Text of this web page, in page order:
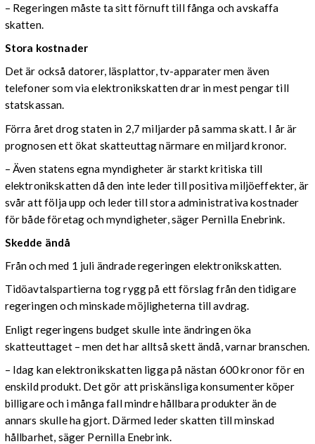
– Regeringen måste ta sitt förnuft till fånga och avskaffa
skatten.
Stora kostnader
Det är också datorer, läsplattor, tv-apparater men även
telefoner som via elektronikskatten drar in mest pengar till
statskassan.
Förra året drog staten in 2,7 miljarder på samma skatt. I år är
prognosen ett ökat skatteuttag närmare en miljard kronor.
– Även statens egna myndigheter är starkt kritiska till
elektronikskatten då den inte leder till positiva miljöeffekter, är
svår att följa upp och leder till stora administrativa kostnader
för både företag och myndigheter, säger Pernilla Enebrink.
Skedde ändå
Från och med 1 juli ändrade regeringen elektronikskatten.
Tidöavtalspartierna tog rygg på ett förslag från den tidigare
regeringen och minskade möjligheterna till avdrag.
Enligt regeringens budget skulle inte ändringen öka
skatteuttaget – men det har alltså skett ändå, varnar branschen.
– Idag kan elektronikskatten ligga på nästan 600 kronor för en
enskild produkt. Det gör att priskänsliga konsumenter köper
billigare och i många fall mindre hållbara produkter än de
annars skulle ha gjort. Därmed leder skatten till minskad
hållbarhet, säger Pernilla Enebrink.